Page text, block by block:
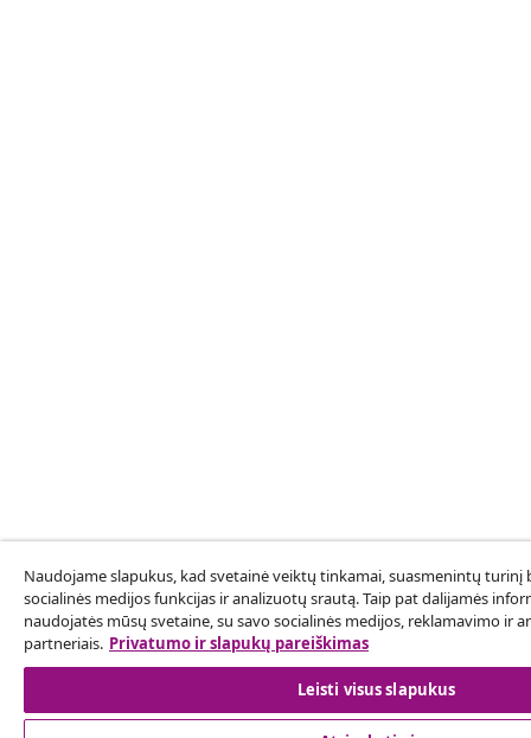
Naudojame slapukus, kad svetainė veiktų tinkamai, suasmenintų turinį
socialinės medijos funkcijas ir analizuotų srautą. Taip pat dalijamės
naudojatės mūsų svetaine, su savo socialinės medijos, reklamavimo ir
partneriais. Privatumo ir slapukų pareiškimas
Leisti visus slapukus